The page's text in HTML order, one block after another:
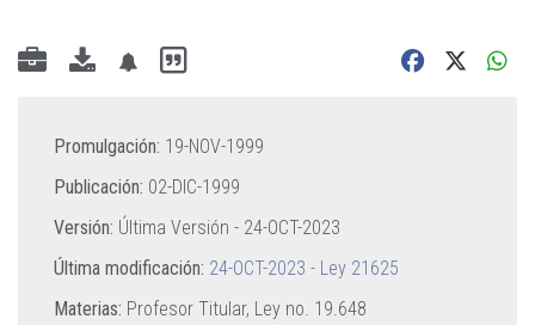
Promulgación: 19-NOV-1999
Publicación: 02-DIC-1999
Versión: Última Versión - 24-OCT-2023
Última modificación: 24-OCT-2023 - Ley 21625
Materias: Profesor Titular, Ley no. 19.648